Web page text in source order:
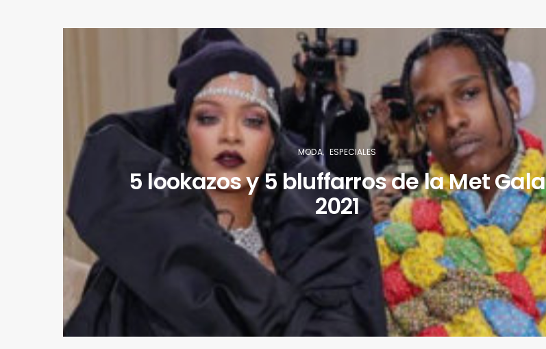
MODA ESPECIALES
5 lookazos y 5 bluffarros de la Met Gala
2021